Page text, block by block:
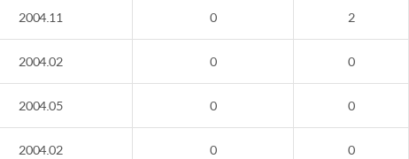
2004.11 0 2
2004.02 0 0
2004.05 0 0
2004.02 0 0